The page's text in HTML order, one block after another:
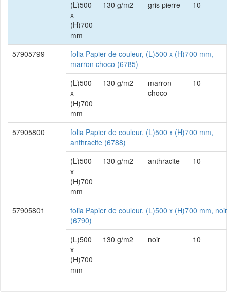
(L)500
x
(H)700
mm
130 g/m2 gris pierre 10
57905799
folia Papier de couleur, (L)500 x (H)700 mm,
marron choco (6785)
(L)500
x
(H)700
mm
130 g/m2
marron
choco
10
57905800
folia Papier de couleur, (L)500 x (H)700 mm,
anthracite (6788)
(L)500
x
(H)700
mm
130 g/m2 anthracite 10
57905801
folia Papier de couleur, (L)500 x (H)700 mm, noir
(6790)
(L)500
x
(H)700
mm
130 g/m2 noir 10